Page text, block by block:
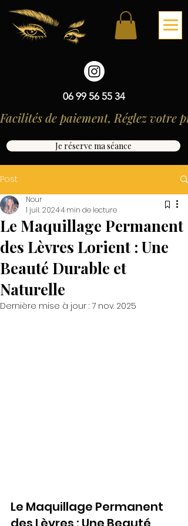
06 99 56 55 34
Facilités de paiement, Réglez votre
Je réserve ma séance
Post
Le Maquillage Permanent
des Lèvres Lorient : Une
Beauté Durable et
Naturelle
Nour
1 juil. 20244 min de lecture
Dernière mise à jour : 7 nov. 2025
Le Maquillage Permanent